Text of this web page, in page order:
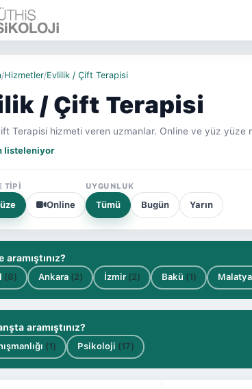
/Hizmetler/Evlilik / Çift Terapisi
/ Çift Terapisi
Terapisi hizmeti veren uzmanlar. Online ve yüz yüze
listeleniyor
TIPI
Online
UYGUNLUK
Tümü Bugün Yarın
aramıştınız?
(8) Ankara (2) İzmir (2) Bakü (1) Malatya
aramıştınız?
(1) Psikoloji (17)